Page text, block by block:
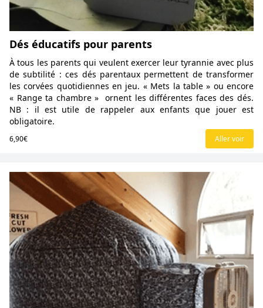
Dés éducatifs pour parents
À tous les parents qui veulent exercer leur tyrannie avec plus
de subtilité : ces dés parentaux permettent de transformer
les corvées quotidiennes en jeu. « Mets la table » ou encore
« Range ta chambre » ornent les différentes faces des dés.
NB : il est utile de rappeler aux enfants que jouer est
obligatoire.
6,90€ Aller voir